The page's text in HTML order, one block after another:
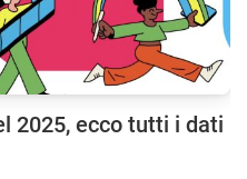
2025, ecco tutti i dati